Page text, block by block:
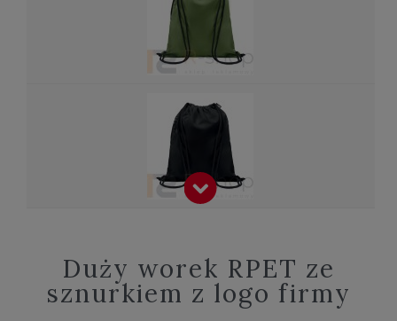
Duży worek RPET ze
sznurkiem z logo firmy